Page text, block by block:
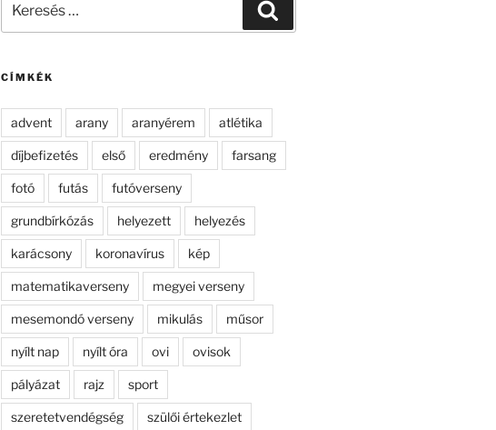
következő
CÍMKÉK
advent arany aranyérem atlétika
díjbefizetés első eredmény farsang
fotó futás futóverseny
grundbírkózás helyezett helyezés
karácsony koronavírus kép
matematikaverseny megyei verseny
mesemondó verseny mikulás műsor
nyílt nap nyílt óra ovi ovisok
pályázat rajz sport
szeretetvendégség szülői értekezlet